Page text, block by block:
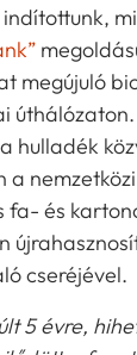
megújuló
hulladék
a
fa- és
cseréjével.
5 évre,